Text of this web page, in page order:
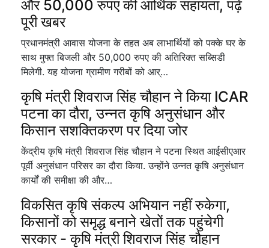
और 50,000 रुपए की आर्थिक सहायता, पढ़ें
पूरी खबर
प्रधानमंत्री आवास योजना के तहत अब लाभार्थियों को पक्के घर के
साथ मुफ्त बिजली और 50,000 रुपए की अतिरिक्त सब्सिडी
मिलेगी. यह योजना ग्रामीण गरीबों को आर्…
कृषि मंत्री शिवराज सिंह चौहान ने किया ICAR
पटना का दौरा, उन्नत कृषि अनुसंधान और
किसान सशक्तिकरण पर दिया जोर
केंद्रीय कृषि मंत्री शिवराज सिंह चौहान ने पटना स्थित आईसीएआर
पूर्वी अनुसंधान परिसर का दौरा किया. उन्होंने उन्नत कृषि अनुसंधान
कार्यों की समीक्षा की और…
विकसित कृषि संकल्प अभियान नहीं रुकेगा,
किसानों को समृद्ध बनाने खेतों तक पहुंचेगी
सरकार - कृषि मंत्री शिवराज सिंह चौहान